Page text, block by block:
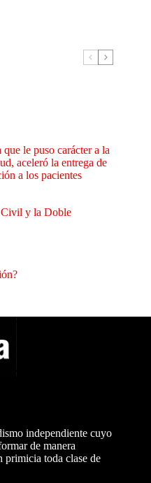
le puso carácter a la
aceleró la entrega de
a los pacientes
Civil y la Doble
independiente cuyo
de manera
primicia toda clase de